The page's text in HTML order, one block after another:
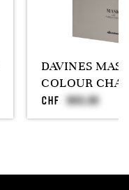
DAVINES
COLOUR
CHF